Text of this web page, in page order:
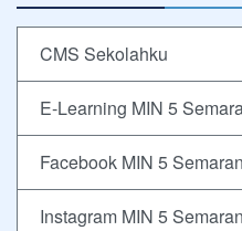
CMS Sekolahku
E-Learning MIN 5
Facebook MIN 5
Instagram MIN 5